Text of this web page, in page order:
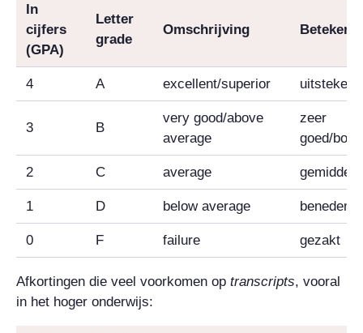
In
cijfers
(GPA)
Letter
grade
Omschrijving Betekenis
4 A excellent/superior uitstekend
3 B
very good/above
average
zeer
goed/
2 C average gemiddeld
1 D below average
0 F failure gezakt
Afkortingen die veel voorkomen op transcripts, vooral
in het hoger onderwijs: